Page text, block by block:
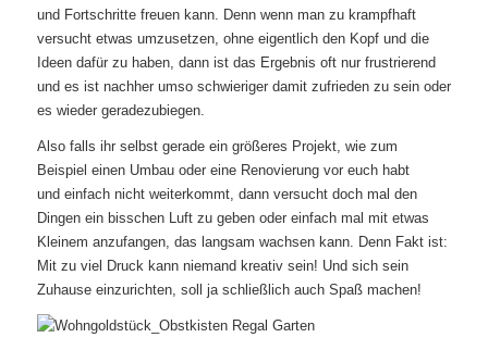
und Fortschritte freuen kann. Denn wenn man zu krampfhaft
versucht etwas umzusetzen, ohne eigentlich den Kopf und die
Ideen dafür zu haben, dann ist das Ergebnis oft nur frustrierend
und es ist nachher umso schwieriger damit zufrieden zu sein oder
es wieder geradezubiegen.
Also falls ihr selbst gerade ein größeres Projekt, wie zum
Beispiel einen Umbau oder eine Renovierung vor euch habt
und einfach nicht weiterkommt, dann versucht doch mal den
Dingen ein bisschen Luft zu geben oder einfach mal mit etwas
Kleinem anzufangen, das langsam wachsen kann. Denn Fakt ist:
Mit zu viel Druck kann niemand kreativ sein! Und sich sein
Zuhause einzurichten, soll ja schließlich auch Spaß machen!